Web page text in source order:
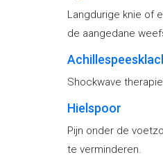
Langdurige knie of
de aangedane
Shockwave
Hielspoor
Pijn onder de
te verminderen.